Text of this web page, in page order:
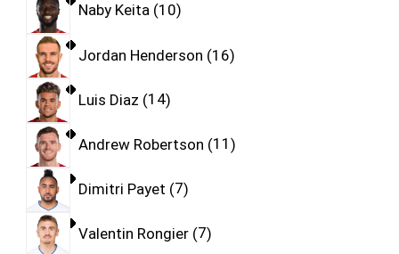
Naby Keita 10
Jordan Henderson 16
Luis Diaz 14
Andrew Robertson 11
Dimitri Payet 7
Valentin Rongier 7